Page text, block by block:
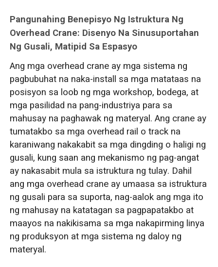
Pangunahing Benepisyo Ng Istruktura Ng
Overhead Crane: Disenyo Na Sinusuportahan
Ng Gusali, Matipid Sa Espasyo
Ang mga overhead crane ay mga sistema ng
pagbubuhat na naka-install sa mga matataas na
posisyon sa loob ng mga workshop, bodega, at
mga pasilidad na pang-industriya para sa
mahusay na paghawak ng materyal. Ang crane ay
tumatakbo sa mga overhead rail o track na
karaniwang nakakabit sa mga dingding o haligi ng
gusali, kung saan ang mekanismo ng pag-angat
ay nakasabit mula sa istruktura ng tulay. Dahil
ang mga overhead crane ay umaasa sa istruktura
ng gusali para sa suporta, nag-aalok ang mga ito
ng mahusay na katatagan sa pagpapatakbo at
maayos na nakikisama sa mga nakapirming linya
ng produksyon at mga sistema ng daloy ng
materyal.